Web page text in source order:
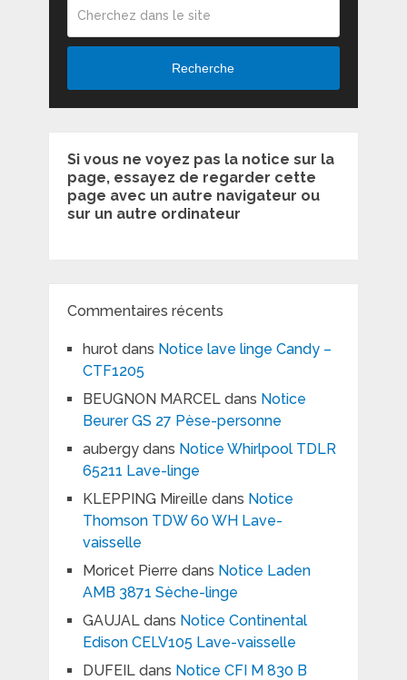
Recherche
Si vous ne voyez pas la notice sur la
page, essayez de regarder cette
page avec un autre navigateur ou
sur un autre ordinateur
Commentaires récents
hurotdans Notice lave linge Candy –
CTF1205
BEUGNON MARCELdans Notice
Beurer GS 27 Pèse-personne
aubergydans Notice Whirlpool TDLR
65211 Lave-linge
KLEPPING Mireille dans Notice
Thomson TDW 60 WH Lave-
vaisselle
Moricet Pierre dans Notice Laden
AMB 3871 Sèche-linge
GAUJALdans Notice Continental
Edison CELV105 Lave-vaisselle
DUFEILdans Notice CFI M 830 B